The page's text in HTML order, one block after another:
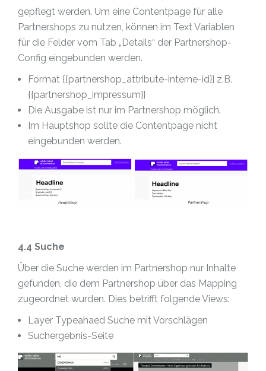
gepflegt werden. Um eine Contentpage für alle
Partnershops zu nutzen, können im Text Variablen
für die Felder vom Tab „Details“ der Partnershop-
Config eingebunden werden.
Format {{partnershop_attribute-interne-id}} z.B.
{{partnershop_impressum}}
Die Ausgabe ist nur im Partnershop möglich.
Im Hauptshop sollte die Contentpage nicht
eingebunden werden.
4.4 Suche
Über die Suche werden im Partnershop nur Inhalte
gefunden, die dem Partnershop über das Mapping
zugeordnet wurden. Dies betrifft folgende Views:
Layer Typeahaed Suche mit Vorschlägen
Suchergebnis-Seite